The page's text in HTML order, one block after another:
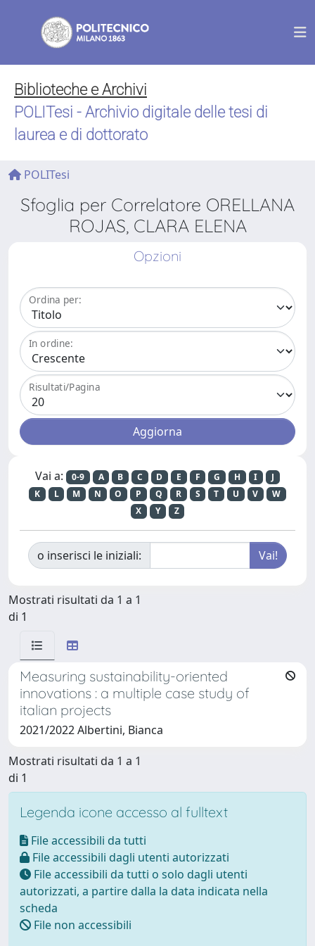
Biblioteche e Archivi
POLITesi - Archivio digitale delle tesi di
laurea e di dottorato
POLITesi
Sfoglia per Correlatore ORELLANA
ROJAS, CLARA ELENA
Opzioni
Ordina per:
In ordine:
Risultati/Pagina
Vai a: 0-9 A B C D E F G H I
J
K
L M N O P Q R S T U V
W
X
Y Z
o inserisci le iniziali:
Mostrati risultati da 1 a 1
di 1
Measuring sustainability-oriented
innovations : a multiple case study of
italian projects
2021/2022 Albertini, Bianca
Mostrati risultati da 1 a 1
di 1
Legenda icone accesso al fulltext
File accessibili da tutti
File accessibili dagli utenti autorizzati
File accessibili da tutti o solo dagli utenti
autorizzati, a partire dalla la data indicata nella
scheda
File non accessibili